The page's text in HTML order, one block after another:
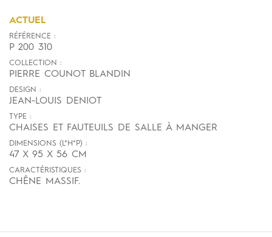
ACTUEL
RÉFÉRENCE :
P 200 310
COLLECTION :
PIERRE COUNOT BLANDIN
DESIGN :
JEAN-LOUIS DENIOT
TYPE :
CHAISES ET FAUTEUILS DE SALLE À MANGER
DIMENSIONS (L*H*P) :
47 X 95 X 56 CM
CARACTÉRISTIQUES :
CHÊNE MASSIF.